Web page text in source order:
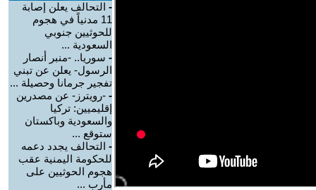
- التحالف يعلن إصابة
11 مدنياً في هجوم
للحوثيين جنوبي
السعودية ...
- سوريا.. -منبر أنصار
الرسول- يعلن عن تبني
تفجير جرمانا وحصيلة ...
- -رويترز- عن مصدرين
إقليميين: تركيا
والسعودية وباكستان
ستوقع ...
- التحالف يجدد دعمه
للحكومة اليمنية عقب
هجوم الحوثيين على
مأرب ...